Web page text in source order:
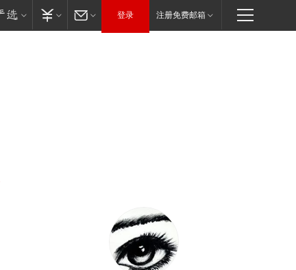
登录 注册免费邮箱